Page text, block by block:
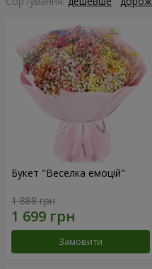
Букет "Веселка емоцій"
1 888 грн
Замовити